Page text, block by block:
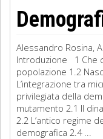
Alessandro Rosina,
Introduzione 1 Che
popolazione 1.2
L’integrazione tra
privilegiata della
mutamento 2.1 Il
2.2 L’antico regime
demografica 2.4 ...